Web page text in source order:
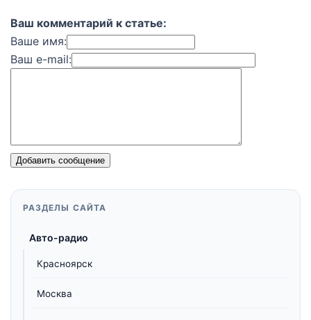
Ваш комментарий к статье:
Ваше имя:
Ваш e-mail:
Добавить сообщение
РАЗДЕЛЫ САЙТА
Авто-радио
Красноярск
Москва